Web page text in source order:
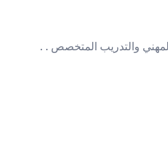
والتدريب المتخصص . .